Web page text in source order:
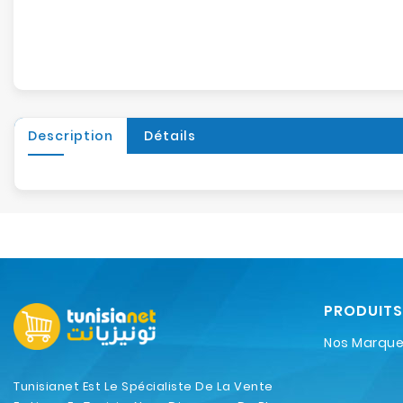
Description Détails
Tunisianet Est Le Spécialiste De La Vente
PRODUITS
Nos